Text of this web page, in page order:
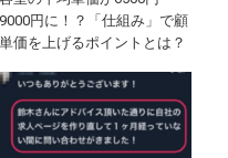
円に！？「仕組み」で顧
価を上げるポイントとは？